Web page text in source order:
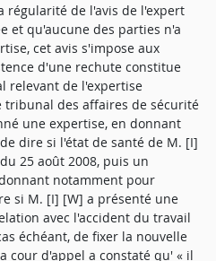
régularité de l'avis de l'expert
et qu'aucune des parties n'a
cet avis s'impose aux
d'une rechute constitue
relevant de l'expertise
tribunal des affaires de sécurité
une expertise, en donnant
dire si l'état de santé de M. [I]
25 août 2008, puis un
notamment pour
si M. [I] [W] a présenté une
avec l'accident du travail
échéant, de fixer la nouvelle
cour d'appel a constaté qu' « il